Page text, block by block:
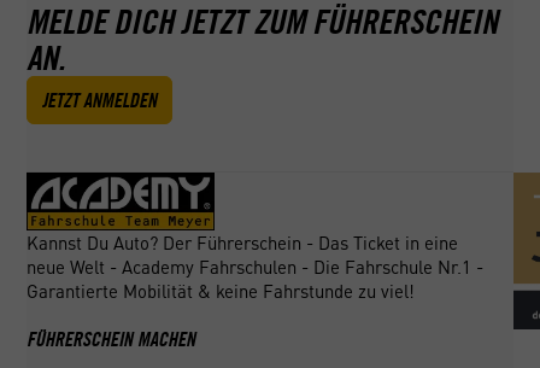
MELDE DICH JETZT ZUM FÜHRERSCHEIN
AN.
JETZT ANMELDEN
Kannst Du Auto? Der Führerschein - Das Ticket in eine
neue Welt - Academy Fahrschulen - Die Fahrschule Nr.1 -
Garantierte Mobilität & keine Fahrstunde zu viel!
FÜHRERSCHEIN MACHEN